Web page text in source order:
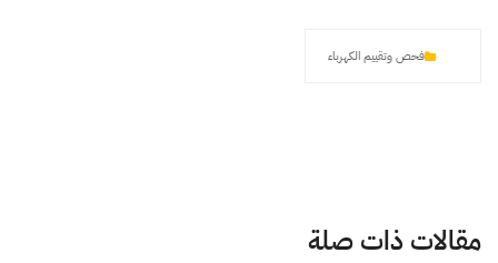
فحص وتقييم الكهرباء
مقالات ذات صلة